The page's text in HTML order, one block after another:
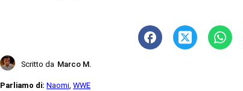
Scritto da Marco M.
Parliamo di: Naomi, WWE